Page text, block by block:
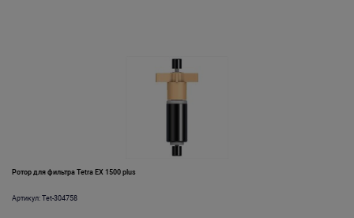
Ротор для фильтра Tetra EX 1500 plus
Артикул: Tet-304758